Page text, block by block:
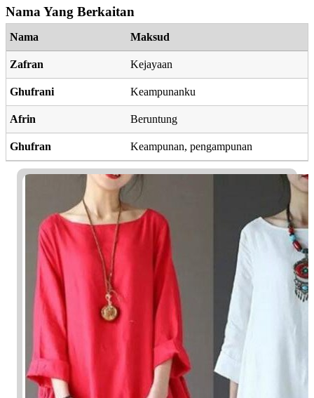
Nama Yang Berkaitan
Nama Maksud
Zafran Kejayaan
Ghufrani Keampunanku
Afrin Beruntung
Ghufran Keampunan, pengampunan